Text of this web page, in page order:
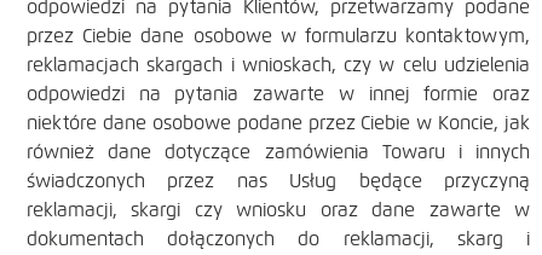
odpowiedzi na pytania Klientów, przetwarzamy podane
przez Ciebie dane osobowe w formularzu kontaktowym,
reklamacjach skargach i wnioskach, czy w celu udzielenia
odpowiedzi na pytania zawarte w innej formie oraz
niektóre dane osobowe podane przez Ciebie w Koncie, jak
również dane dotyczące zamówienia Towaru i innych
świadczonych przez nas Usług będące przyczyną
reklamacji, skargi czy wniosku oraz dane zawarte w
dokumentach dołączonych do reklamacji, skarg i